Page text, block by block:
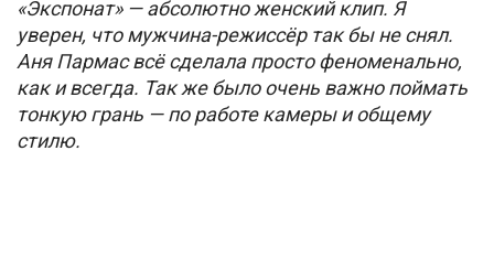
«Экспонат» — абсолютно женский клип. Я
уверен, что мужчина-режиссёр так бы не снял.
Аня Пармас всё сделала просто феноменально,
как и всегда. Так же было очень важно поймать
тонкую грань — по работе камеры и общему
стилю.